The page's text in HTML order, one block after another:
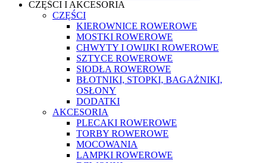
CZĘŚCI I AKCESORIA
CZĘŚCI
KIEROWNICE ROWEROWE
MOSTKI ROWEROWE
CHWYTY I OWIJKI ROWEROWE
SZTYCE ROWEROWE
SIODŁA ROWEROWE
BŁOTNIKI, STOPKI, BAGAŻNIKI,
OSŁONY
DODATKI
AKCESORIA
PLECAKI ROWEROWE
TORBY ROWEROWE
MOCOWANIA
LAMPKI ROWEROWE